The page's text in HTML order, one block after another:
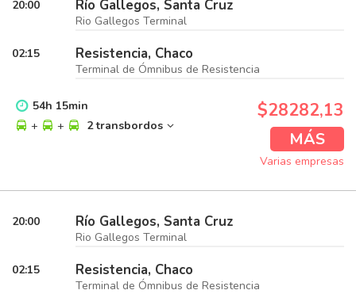
20:00 Río Gallegos, Santa Cruz
Rio Gallegos Terminal
02:15 Resistencia, Chaco
Terminal de Ómnibus de Resistencia
54h 15min
+
+ 2 transbordos
$28282,13
MÁS
Varias empresas
20:00 Río Gallegos, Santa Cruz
Rio Gallegos Terminal
02:15 Resistencia, Chaco
Terminal de Ómnibus de Resistencia